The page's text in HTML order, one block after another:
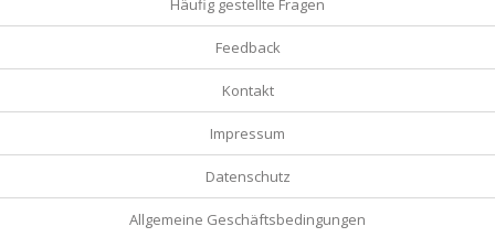
Häufig gestellte Fragen
Feedback
Kontakt
Impressum
Datenschutz
Allgemeine Geschäftsbedingungen